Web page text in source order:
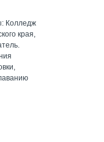
Колледж
края,